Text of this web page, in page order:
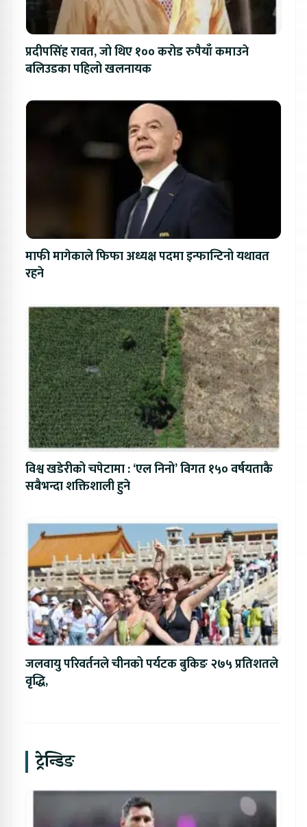
प्रदीपसिंह रावत, जो थिए १०० करोड रुपैयाँ कमाउने
बलिउडका पहिलो खलनायक
माफी मागेकाले फिफा अध्यक्ष पदमा इन्फान्टिनो यथावत
रहने
विश्व खडेरीको चपेटामा : ‘एल निनो’ विगत १५० वर्षयताकै
सबैभन्दा शक्तिशाली हुने
जलवायु परिवर्तनले चीनको पर्यटक बुकिङ २७५ प्रतिशतले
वृद्धि,
ट्रेन्डिङ